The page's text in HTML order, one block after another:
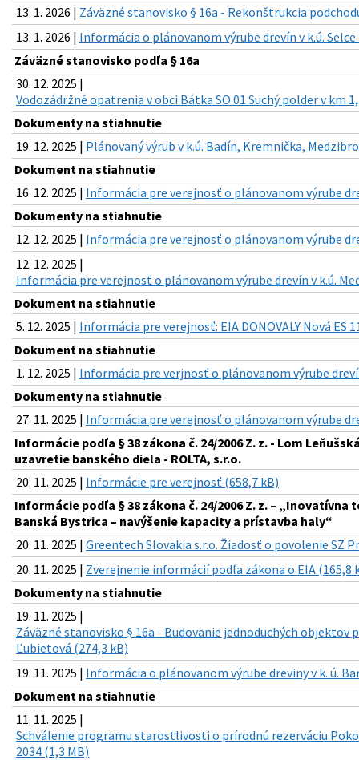
13. 1. 2026 | Záväzné stanovisko § 16a - Rekonštrukcia
13. 1. 2026 | Informácia o plánovanom výrube drevín v k.ú. Selce
Záväzné stanovisko podľa § 16a
30. 12. 2025 |
Vodozádržné opatrenia v obci Bátka SO 01 Suchý polder v km
Dokumenty na stiahnutie
19. 12. 2025 | Plánovaný výrub v k.ú. Badín, Kremnička,
Dokument na stiahnutie
16. 12. 2025 | Informácia pre verejnosť o plánovanom výrube
Dokumenty na stiahnutie
12. 12. 2025 | Informácia pre verejnosť o plánovanom výrube
12. 12. 2025 |
Informácia pre verejnosť o plánovanom výrube drevín v k.ú.
Dokument na stiahnutie
5. 12. 2025 | Informácia pre verejnosť: EIA DONOVALY Nová ES
Dokument na stiahnutie
1. 12. 2025 | Informácia pre verjnosť o plánovanom výrube
Dokumenty na stiahnutie
27. 11. 2025 | Informácia pre verejnosť o plánovanom výrube
Informácie podľa § 38 zákona č. 24/2006 Z. z. - Lom
uzavretie banského diela - ROLTA, s.r.o.
20. 11. 2025 | Informácie pre verejnosť (658,7 kB)
Informácie podľa § 38 zákona č. 24/2006 Z. z. –
Banská Bystrica – navýšenie kapacity a prístavba haly“
20. 11. 2025 | Greentech Slovakia s.r.o. Žiadosť o povolenie SZ
20. 11. 2025 | Zverejnenie informácií podľa zákona o EIA (165,8
Dokumenty na stiahnutie
19. 11. 2025 |
Záväzné stanovisko § 16a - Budovanie jednoduchých
Ľubietová (274,3 kB)
19. 11. 2025 | Informácia o plánovanom výrube dreviny v k. ú.
Dokument na stiahnutie
11. 11. 2025 |
Schválenie programu starostlivosti o prírodnú rezerváciu
2034 (1,3 MB)